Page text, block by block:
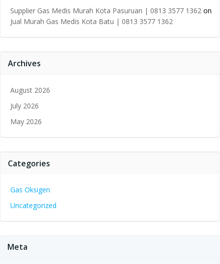
Supplier Gas Medis Murah Kota Pasuruan | 0813 3577 1362 on
Jual Murah Gas Medis Kota Batu | 0813 3577 1362
Archives
August 2026
July 2026
May 2026
Categories
Gas Oksigen
Uncategorized
Meta